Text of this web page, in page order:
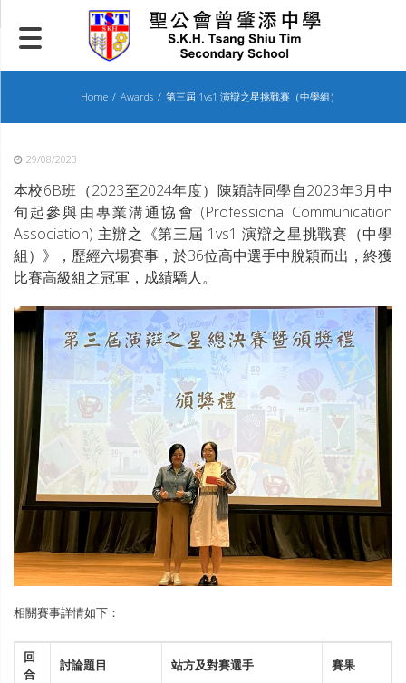
to
content
Home Awards 第三屆 1vs1 演辯之星挑戰賽（中學組）
29/08/2023
本校6B班（2023至2024年度）陳穎詩同學自2023年3月中
旬起參與由專業溝通協會 (Professional Communication
Association) 主辦之《第三屆 1vs1 演辯之星挑戰賽（中學
組）》，歷經六場賽事，於36位高中選手中脫穎而出，終獲
比賽高級組之冠軍，成績驕人。
相關賽事詳情如下：
回
合
討論題目 站方及對賽選手 賽果